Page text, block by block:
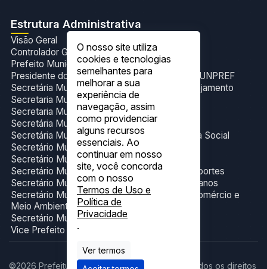
Estrutura Administrativa
Visão Geral
Controlador Geral do Município
Prefeito Municipal
Presidente do Fundo de Previdência Social- FUNPREF
Secretária Municipal de Administração e Planejamento
Secretaria Municipal de Cultura e Eventos
Secretaria Municipal de Esporte
Secretária Municipal de Gabinete
Secretária Municipal de Trabalho e Assistência Social
Secretário Municipal de Educação
Secretário Municipal de Finanças
Secretário Municipal de Infraestrutura e Transportes
Secretário Municipal de Obras e Serviços Urbanos
Secretário Municipal de Produção, Indústria,Comércio e
Meio Ambiente
Secretário Municipal de Saúde.
Vice Prefeito Municipal
©2026 Prefeitura Municipal de Figueirópolis. Todos os direitos
O nosso site utiliza
cookies e tecnologias
semelhantes para
melhorar a sua
experiência de
navegação, assim
como providenciar
alguns recursos
essenciais. Ao
continuar em nosso
site, você concorda
com o nosso
Termos de Uso e
Política de
Privacidade
.
Ver termos